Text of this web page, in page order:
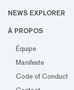
NEWS EXPLORER
À PROPOS
Équipe
Manifeste
Code of Conduct